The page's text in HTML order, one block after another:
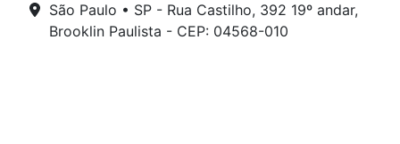
São Paulo • SP - Rua Castilho, 392 19º andar,
Brooklin Paulista - CEP: 04568-010